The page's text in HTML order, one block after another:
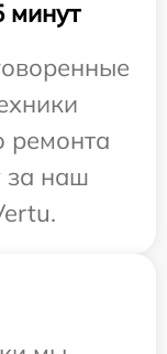
минут
ремонта
за наш